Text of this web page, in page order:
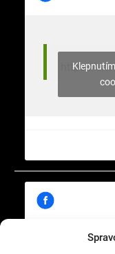
https://